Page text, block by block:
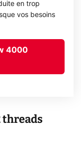
en trop
vos besoins
4000
threads